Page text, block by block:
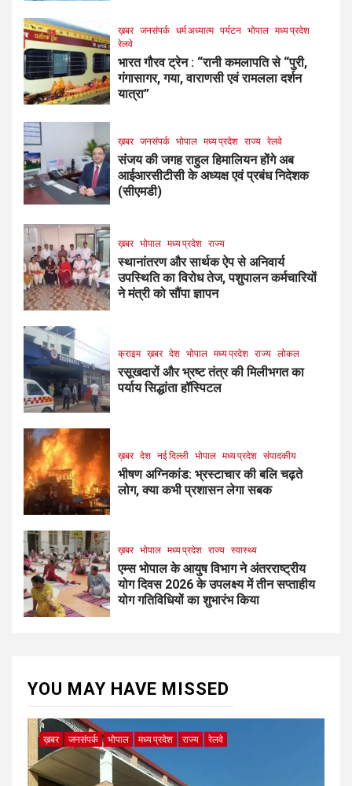
ख़बर जनसंपर्क धर्म अध्यात्म पर्यटन भोपाल मध्य प्रदेश
रेलवे
भारत गौरव ट्रेन : “रानी कमलापति से “पुरी,
गंगासागर, गया, वाराणसी एवं रामलला दर्शन
यात्रा”
ख़बर जनसंपर्क भोपाल मध्य प्रदेश राज्य रेलवे
संजय की जगह राहुल हिमालियन होंगे अब
आईआरसीटीसी के अध्यक्ष एवं प्रबंध निदेशक
(सीएमडी)
ख़बर भोपाल मध्य प्रदेश राज्य
स्थानांतरण और सार्थक ऐप से अनिवार्य
उपस्थिति का विरोध तेज, पशुपालन कर्मचारियों
ने मंत्री को सौंपा ज्ञापन
क्राइम ख़बर देश भोपाल मध्य प्रदेश राज्य लोकल
रसूखदारों और भ्रष्ट तंत्र की मिलीभगत का
पर्याय सिद्धांता हॉस्पिटल
ख़बर देश नई दिल्ली भोपाल मध्य प्रदेश संपादकीय
भीषण अग्निकांड: भ्रस्टाचार की बलि चढ़ते
लोग, क्या कभी प्रशासन लेगा सबक
ख़बर भोपाल मध्य प्रदेश राज्य स्वास्थ्य
एम्स भोपाल के आयुष विभाग ने अंतरराष्ट्रीय
योग दिवस 2026 के उपलक्ष्य में तीन सप्ताहीय
योग गतिविधियों का शुभारंभ किया
YOU MAY HAVE MISSED
ख़बर जनसंपर्क भोपाल मध्य प्रदेश राज्य रेलवे